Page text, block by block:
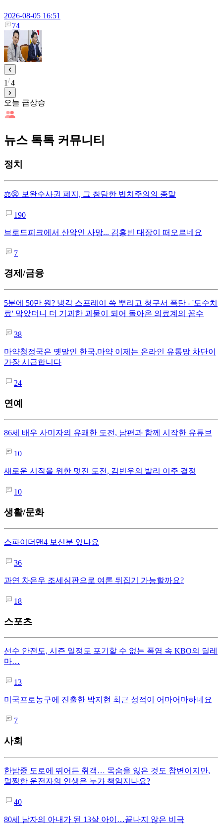
2026-08-05 16:51
74
1 4
오늘 급상승
뉴스 톡톡 커뮤니티
정치
⚖️😡 보완수사권 폐지, 그 참담한 법치주의의 종말
190
브로드피크에서 산악인 사망... 김홍빈 대장이 떠오르네요
7
경제/금융
5분에 50만 원? 냉각 스프레이 쓱 뿌리고 청구서 폭탄 - '도수치
료' 막았더니 더 기괴한 괴물이 되어 돌아온 의료계의 꼼수
38
마약청정국은 옛말인 한국,마약 이제는 온라인 유통망 차단이
가장 시급합니다
24
연예
86세 배우 사미자의 유쾌한 도전, 남편과 함께 시작한 유튜브
10
새로운 시작을 위한 멋진 도전, 김빈우의 발리 이주 결정
10
생활/문화
스파이더맨4 보신분 있나요
36
과연 차은우 조세심판으로 여론 뒤집기 가능할까요?
18
스포츠
선수 안전도, 시즌 일정도 포기할 수 없는 폭염 속 KBO의 딜레
마…
13
미국프로농구에 진출한 박지현 최근 성적이 어마어마하네요
7
사회
한밤중 도로에 뛰어든 취객… 목숨을 잃은 것도 참변이지만,
멀쩡한 운전자의 인생은 누가 책임지나요?
40
80세 남자의 아내가 된 13살 아이…끝나지 않은 비극